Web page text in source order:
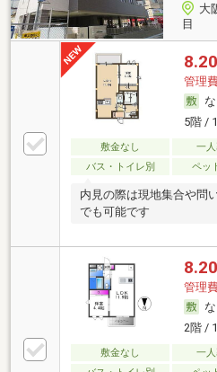
大
目
8.20
管理
5階 /
敷金なし 一
バス・トイレ別
ペッ
内見の際は現地集合や問
でも可能です
8.20
管理
2階 /
敷金なし 一